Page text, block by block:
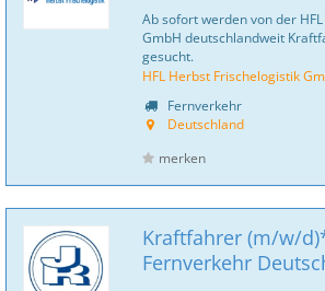
Ab sofort werden von der
GmbH deutschlandweit
gesucht.
HFL Herbst Frischelogistik
Fernverkehr
Deutschland
merken
Kraftfahrer (m/w/
Fernverkehr